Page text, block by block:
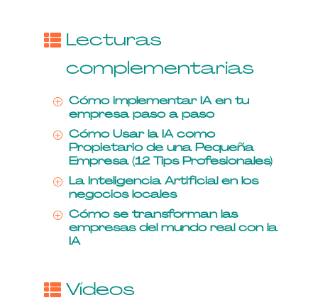
Lecturas
complementarias
P
Cómo implementar IA en tu
empresa paso a paso
P
Cómo Usar la IA como
Propietario de una Pequeña
Empresa (12 Tips Profesionales)
P
La Inteligencia Artificial en los
negocios locales
P
Cómo se transforman las
empresas del mundo real con la
IA
Vídeos